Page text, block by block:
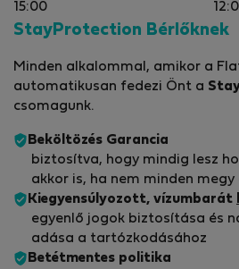
15:00
StayProtection Bérlőknek
Minden alkalommal, amikor a
automatikusan fedezi Önt a
csomagunk.
Beköltözés Garancia
biztosítva, hogy mindig lesz
akkor is, ha nem minden
Kiegyensúlyozott, vízumbarát
egyenlő jogok biztosítása és
adása a tartózkodásához
Betétmentes politika